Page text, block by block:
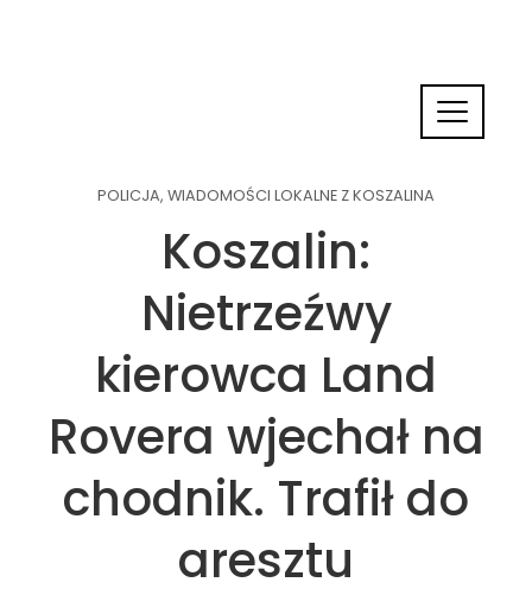
POLICJA, WIADOMOŚCI LOKALNE Z KOSZALINA
Koszalin:
Nietrzeźwy
kierowca Land
Rovera wjechał na
chodnik. Trafił do
aresztu